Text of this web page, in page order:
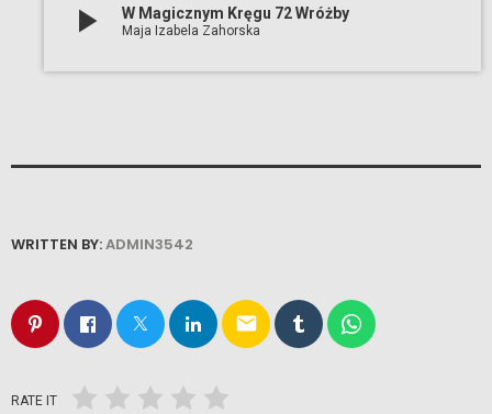
play_arrow W Magicznym Kręgu 72 Wróżby
Maja Izabela Zahorska
WRITTEN BY:ADMIN3542
email
RATE IT